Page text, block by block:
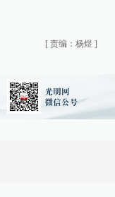
[ 责编：杨煜 ]